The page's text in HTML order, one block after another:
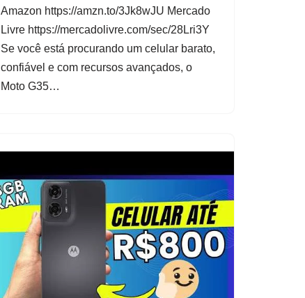
Amazon https://amzn.to/3Jk8wJU Mercado
Livre https://mercadolivre.com/sec/28Lri3Y
Se você está procurando um celular barato,
confiável e com recursos avançados, o
Moto G35…